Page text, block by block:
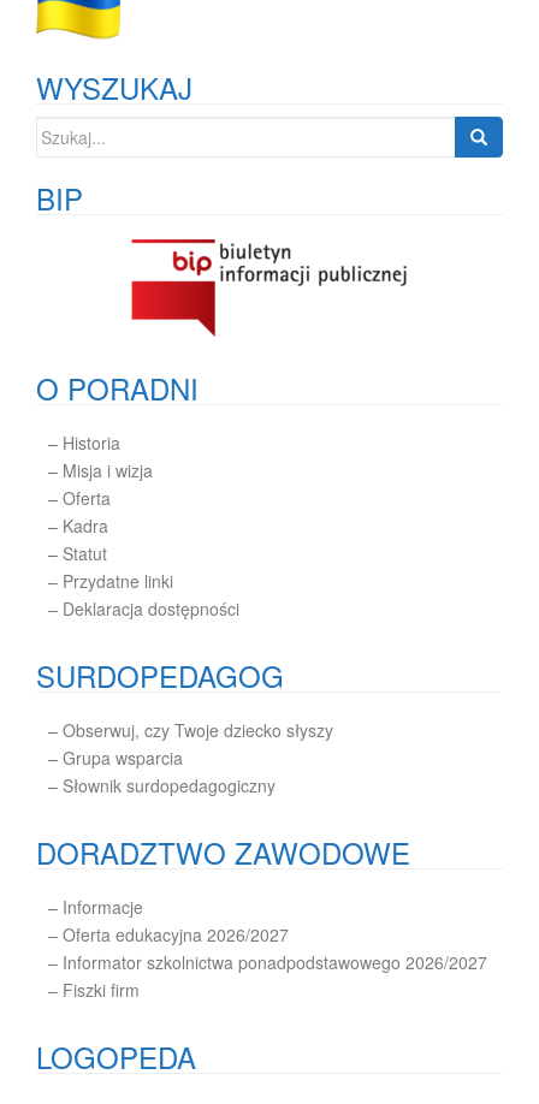
WYSZUKAJ
Szukaj:
BIP
O PORADNI
– Historia
– Misja i wizja
– Oferta
– Kadra
– Statut
– Przydatne linki
– Deklaracja dostępności
SURDOPEDAGOG
– Obserwuj, czy Twoje dziecko słyszy
– Grupa wsparcia
– Słownik surdopedagogiczny
DORADZTWO ZAWODOWE
– Informacje
– Oferta edukacyjna 2026/2027
– Informator szkolnictwa ponadpodstawowego 2026/2027
– Fiszki firm
LOGOPEDA